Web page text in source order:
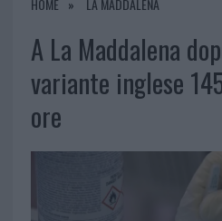
HOME LA MADDALENA
A La Maddalena
variante inglese
ore